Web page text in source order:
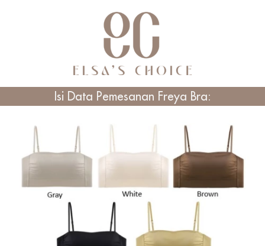
Isi Data Pemesanan Freya Bra: